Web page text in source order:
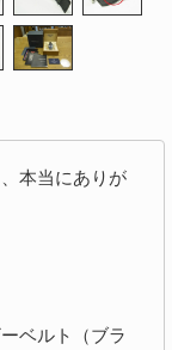
本当にありが
ベルト（ブラ